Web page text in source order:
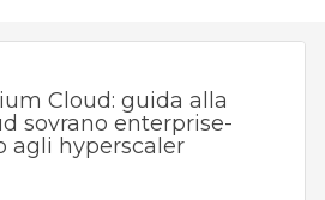
Cloud: guida alla
sovrano enterprise-
agli hyperscaler